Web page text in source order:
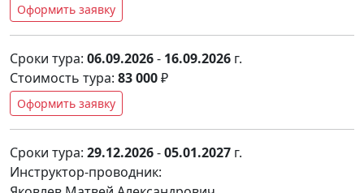
Оформить заявку
Сроки тура: 06.09.2026- 16.09.2026 г.
Стоимость тура: 83 000₽
Оформить заявку
Сроки тура: 29.12.2026-05.01.2027 г.
Инструктор-проводник: